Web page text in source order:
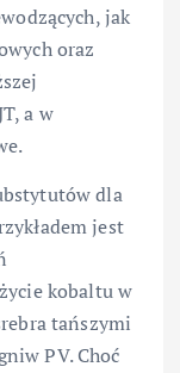
jak
oraz
a w
dla
jest
kobaltu w
tańszymi
PV. Choć